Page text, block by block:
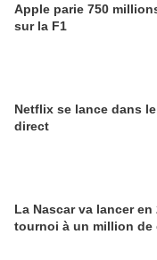
Apple parie 750
sur la F1
Netflix se lance dans
direct
La Nascar va lancer en
tournoi à un million de